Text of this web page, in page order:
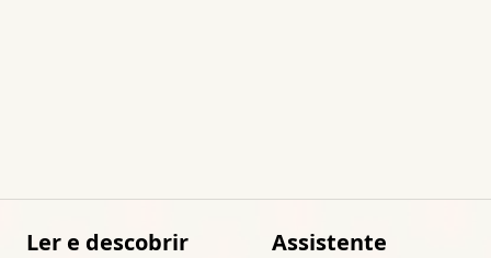
Ler e descobrir
Assistente